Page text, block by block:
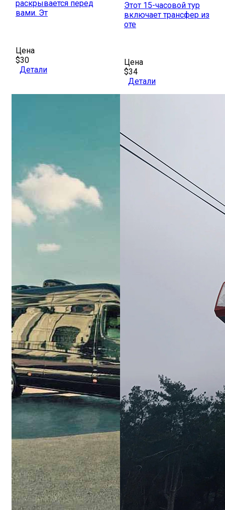
раскрывается перед
вами. Эт
Цена
$30
Детали
Этот 15-часовой тур
включает трансфер из
оте
Цена
$34
Детали